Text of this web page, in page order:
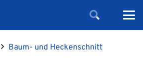
Baum- und Heckenschnitt